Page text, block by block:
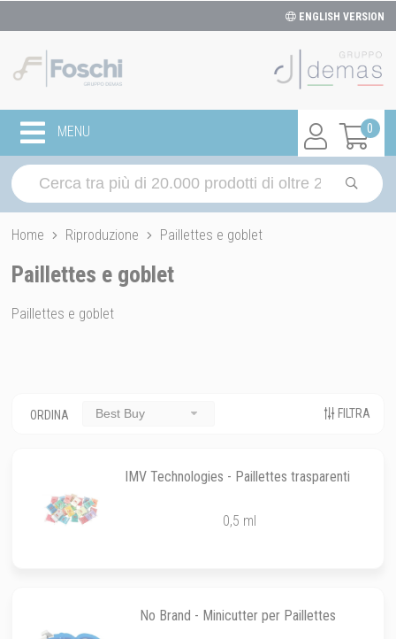
ENGLISH VERSION
0
MENU
Home Riproduzione Paillettes e goblet
Paillettes e goblet
Paillettes e goblet
ORDINA Best Buy FILTRA
IMV Technologies - Paillettes trasparenti
0,5 ml
No Brand - Minicutter per Paillettes